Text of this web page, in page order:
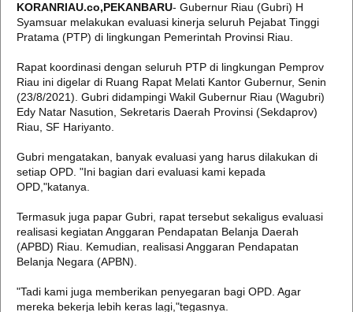
KORANRIAU.co,PEKANBARU- Gubernur Riau (Gubri) H
Syamsuar melakukan evaluasi kinerja seluruh Pejabat Tinggi
Pratama (PTP) di lingkungan Pemerintah Provinsi Riau.
Rapat koordinasi dengan seluruh PTP di lingkungan Pemprov
Riau ini digelar di Ruang Rapat Melati Kantor Gubernur, Senin
(23/8/2021). Gubri didampingi Wakil Gubernur Riau (Wagubri)
Edy Natar Nasution, Sekretaris Daerah Provinsi (Sekdaprov)
Riau, SF Hariyanto.
Gubri mengatakan, banyak evaluasi yang harus dilakukan di
setiap OPD. "Ini bagian dari evaluasi kami kepada
OPD,"katanya.
Termasuk juga papar Gubri, rapat tersebut sekaligus evaluasi
realisasi kegiatan Anggaran Pendapatan Belanja Daerah
(APBD) Riau. Kemudian, realisasi Anggaran Pendapatan
Belanja Negara (APBN).
"Tadi kami juga memberikan penyegaran bagi OPD. Agar
mereka bekerja lebih keras lagi,"tegasnya.